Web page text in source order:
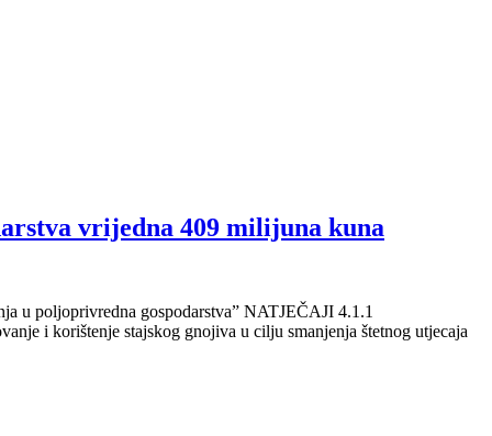
vrijedna 409 milijuna kuna
u poljoprivredna gospodarstva” NATJEČAJI 4.1.1
i korištenje stajskog gnojiva u cilju smanjenja štetnog utjecaja